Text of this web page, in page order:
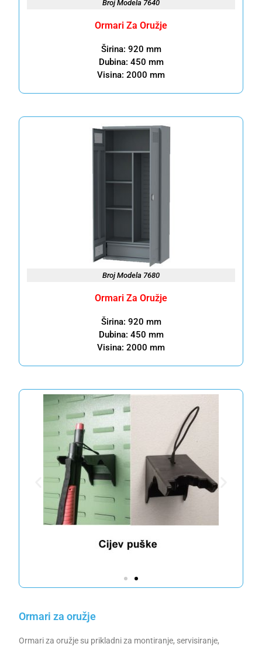
Broj Modela 7640
Ormari Za Oružje
Širina: 920 mm
Dubina: 450 mm
Visina: 2000 mm
Broj Modela 7680
Ormari Za Oružje
Širina: 920 mm
Dubina: 450 mm
Visina: 2000 mm
Ormari za oružje
Ormari za oružje su prikladni za montiranje, servisiranje,